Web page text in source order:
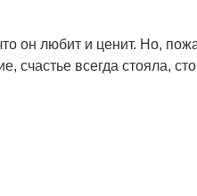
он любит и ценит. Но,
счастье всегда стояла,